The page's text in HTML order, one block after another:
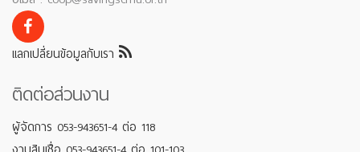
แลกเปลี่ยนข้อมูลกับเรา
ติดต่อส่วนงาน
ผู้จัดการ 053-943651-4 ต่อ 118